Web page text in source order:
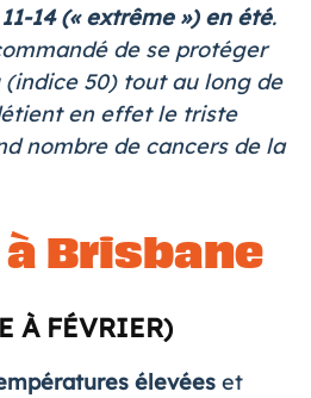
11-14 (« extrême ») en été.
de se protéger
50) tout au long de
en effet le triste
nombre de cancers de la
Brisbane
À FÉVRIER)
élevéeset